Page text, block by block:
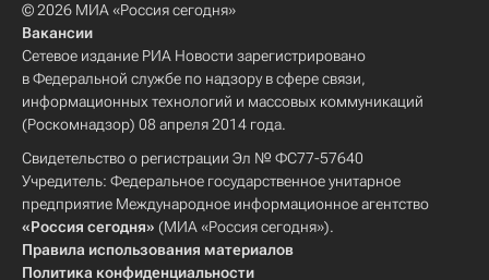
© 2026 МИА «Россия сегодня»
Вакансии
Сетевое издание РИА Новости зарегистрировано
в Федеральной службе по надзору в сфере связи,
информационных технологий и массовых коммуникаций
(Роскомнадзор) 08 апреля 2014 года.
Свидетельство о регистрации Эл № ФС77-57640
Учредитель: Федеральное государственное унитарное
предприятие Международное информационное агентство
«Россия сегодня» (МИА «Россия сегодня»).
Правила использования материалов
Политика конфиденциальности